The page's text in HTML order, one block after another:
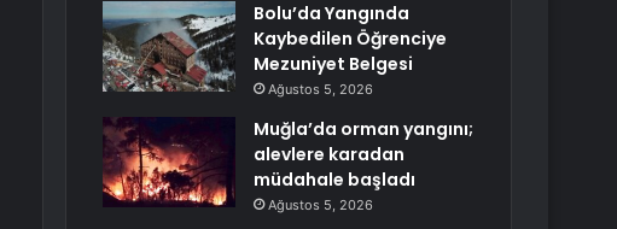
Bolu’da Yangında
Kaybedilen Öğrenciye
Mezuniyet Belgesi
Ağustos 5, 2026
Muğla’da orman yangını;
alevlere karadan
müdahale başladı
Ağustos 5, 2026